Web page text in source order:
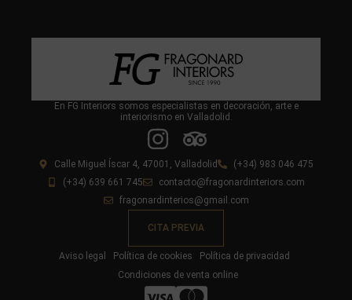
En FG Interiors somos especialistas en decoración, arte e
interiorismo en Valladolid.
Calle Miguel Íscar 4, 47001, Valladolid
(+34) 983 046 475
(+34) 639 661 745
contacto@fragonardinteriors.com
fragonardinterios@gmail.com
CITA PREVIA
Aviso legal Política de cookies
Política de privacidad
Condiciones de venta online